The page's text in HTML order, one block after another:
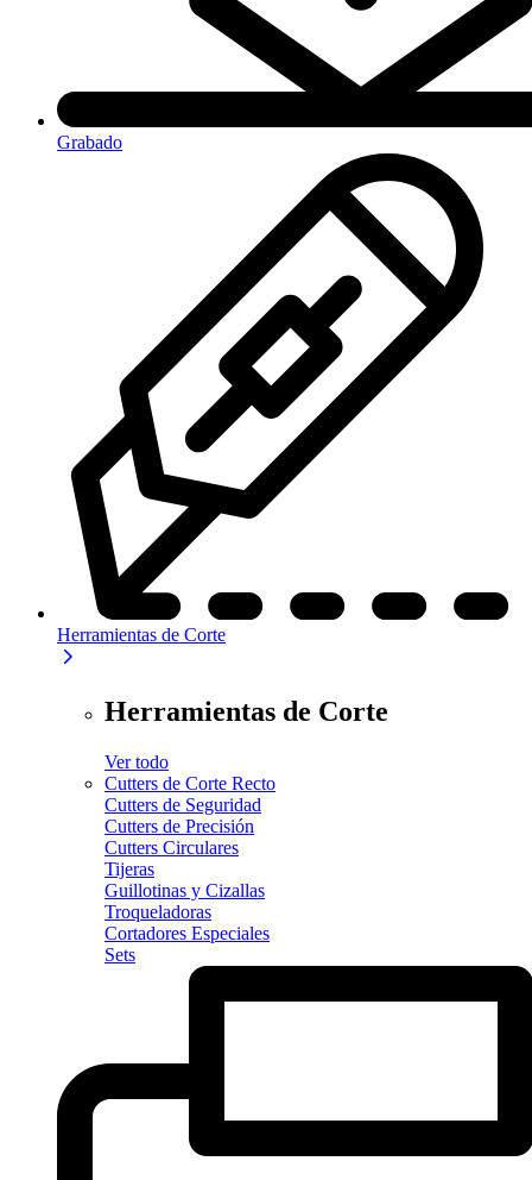
Grabado
Herramientas de Corte
Herramientas de Corte
Ver todo
Cutters de Corte Recto
Cutters de Seguridad
Cutters de Precisión
Cutters Circulares
Tijeras
Guillotinas y Cizallas
Troqueladoras
Cortadores Especiales
Sets